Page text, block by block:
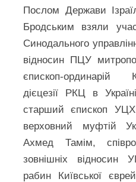
Послом Держави
Бродським взяли
Синодального
відносин ПЦУ
єпископ-ординарій
дієцезії РКЦ в
старший єпископ
верховний муфтій
Ахмед Тамім,
зовнішніх відносин
рабин Київської